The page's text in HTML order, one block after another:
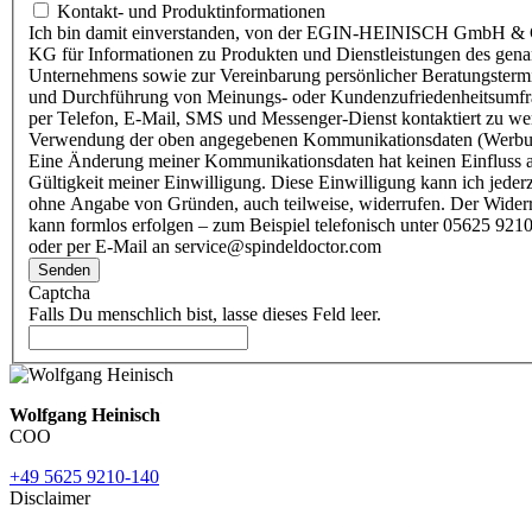
Kontakt- und Produktinformationen
Ich bin damit einverstanden, von der EGIN-HEINISCH GmbH &
KG für Informationen zu Produkten und Dienstleistungen des
Unternehmens sowie zur Vereinbarung persönlicher
und Durchführung von Meinungs- oder
per Telefon, E-Mail, SMS und Messenger-Dienst kontaktiert zu
Verwendung der oben angegebenen Kommunikationsdaten
Eine Änderung meiner Kommunikationsdaten hat keinen Einfluss
Gültigkeit meiner Einwilligung. Diese Einwilligung kann ich
ohne Angabe von Gründen, auch teilweise, widerrufen. Der
kann formlos erfolgen – zum Beispiel telefonisch unter 05625
oder per E-Mail an service@spindeldoctor.com
Senden
Captcha
Falls Du menschlich bist, lasse dieses Feld leer.
Wolfgang Heinisch
COO
+49 5625 9210-140
Disclaimer